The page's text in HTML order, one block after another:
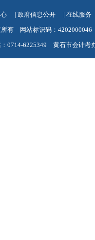
| 政府信息公开 | 在线服务
所有 网站标识码：4202000046
0714-6225349 黄石市会计